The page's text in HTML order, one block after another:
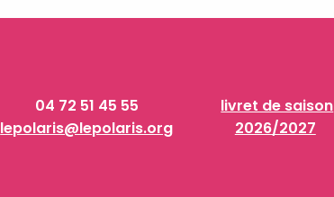
04 72 51 45 55
lepolaris@lepolaris.org
livret de saison
2026/2027